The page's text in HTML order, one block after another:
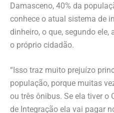
Damasceno, 40% da
conhece o atual sistema de
dinheiro, o que, segundo
o próprio cidadão.
“Isso traz muito prejuízo
população, porque muitas
ou três ônibus. Se ela tiver o
de Integração ela vai pagar